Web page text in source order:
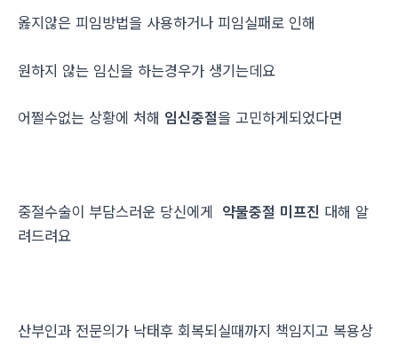
옳지않은 피임방법을 사용하거나 피임실패로 인해
원하지 않는 임신을 하는경우가 생기는데요
어쩔수없는 상황에 처해 임신중절을 고민하게되었다면
중절수술이 부담스러운 당신에게 약물중절 미프진 대해 알
려드려요
산부인과 전문의가 낙태후 회복되실때까지 책임지고 복용상